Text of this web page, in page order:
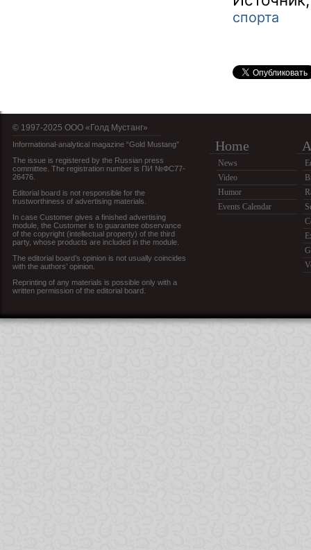
спорта
© 1997-2025 OOO «Голд Мустанг»
Informational-analytical magazine “Gold Mustang”
The issue is registered by the Russian press
committee. The registration number is ПИ №ФС77-
26476.
Editorial board is not responsible for the
trustworthiness of advertising materials.
In case Customer gives a finished advertising
module, the Customer is to guarantee observance
of the copyright (intellectual property) of the third
party, whose products are included in the module.
The editorial board’s opinion is not usually coincides
with the authors’ opinion.
Reprinting of any materials is possible only with a
written permission of the editorial board.
Home
News
Video
Humor
Events Calendar